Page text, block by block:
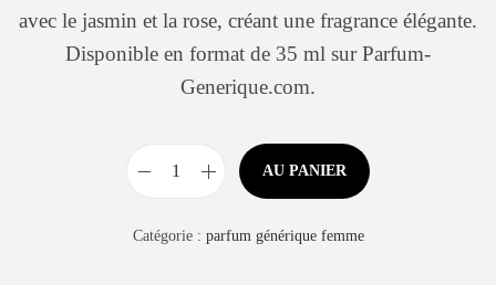
avec le jasmin et la rose, créant une fragrance élégante.
Disponible en format de 35 ml sur Parfum-
Generique.com.
AU PANIER
Catégorie : parfum générique femme